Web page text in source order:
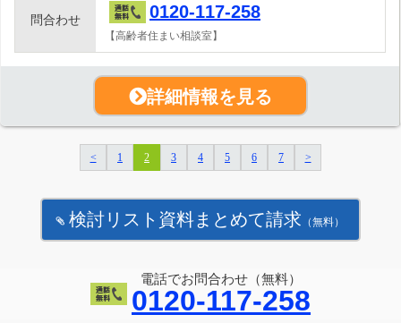
問合わせ 0120-117-258
【高齢者住まい相談室】
詳細情報を見る
< 1 2 3 4 5 6 7 >
検討リスト資料まとめて請求 （無料）
電話でお問合わせ（無料）
0120-117-258